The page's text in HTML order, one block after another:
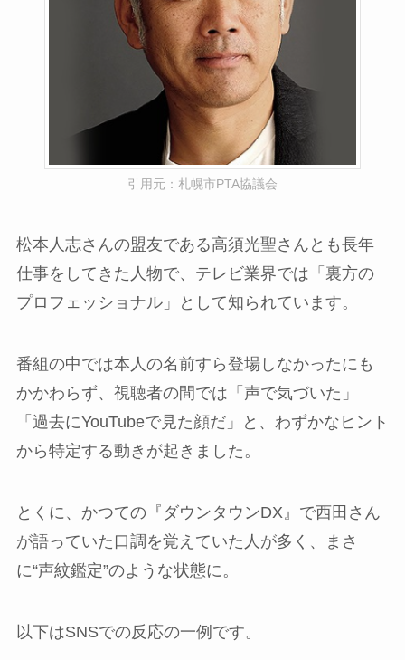
引用元：札幌市PTA協議会
松本人志さんの盟友である高須光聖さんとも長年
仕事をしてきた人物で、テレビ業界では「裏方の
プロフェッショナル」として知られています。
番組の中では本人の名前すら登場しなかったにも
かかわらず、視聴者の間では「声で気づいた」
「過去にYouTubeで見た顔だ」と、わずかなヒント
から特定する動きが起きました。
とくに、かつての『ダウンタウンDX』で西田さん
が語っていた口調を覚えていた人が多く、まさ
に“声紋鑑定”のような状態に。
以下はSNSでの反応の一例です。